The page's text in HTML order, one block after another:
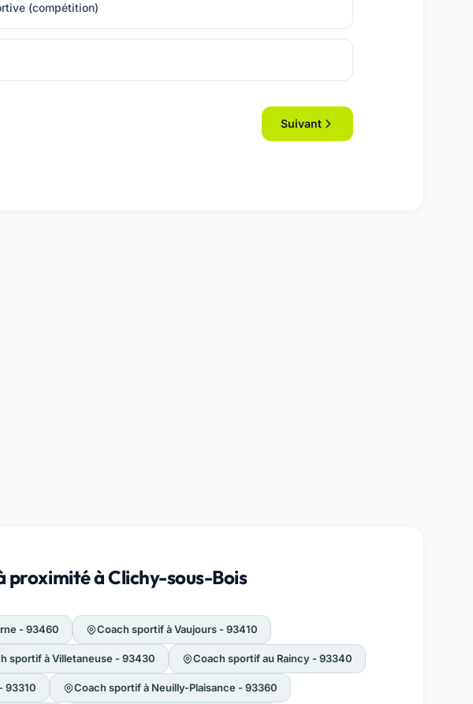
(compétition)
Suivant
proximité à Clichy-sous-Bois
- 93460 Coach sportif à Vaujours - 93410
sportif à Villetaneuse - 93430 Coach sportif au Raincy - 93340
93310 Coach sportif à Neuilly-Plaisance - 93360